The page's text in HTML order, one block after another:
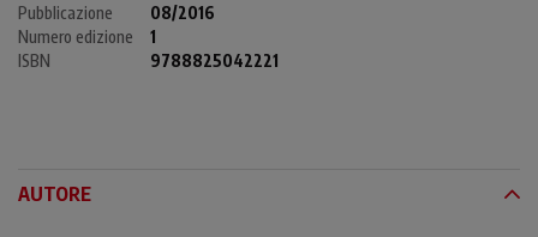
Pubblicazione
08/2016
Numero edizione
1
ISBN
9788825042221
AUTORE